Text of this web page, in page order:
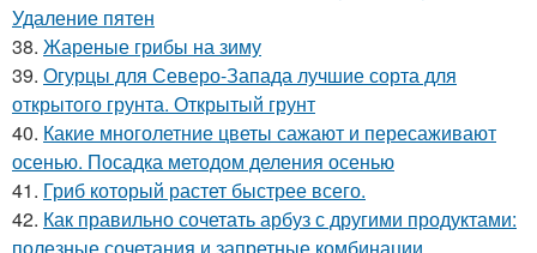
Удаление пятен
38. Жареные грибы на зиму
39. Огурцы для Северо-Запада лучшие сорта для
открытого грунта. Открытый грунт
40. Какие многолетние цветы сажают и пересаживают
осенью. Посадка методом деления осенью
41. Гриб который растет быстрее всего.
42. Как правильно сочетать арбуз с другими продуктами: